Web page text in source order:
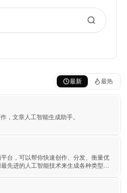
最新 最热
，文章人工智能生成助手。
台，可以帮你快速创作、分发、衡量优
先进的人工智能技术来生成各种类型的